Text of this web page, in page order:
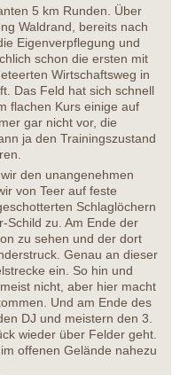
5 km Runden. Über
Waldrand, bereits nach
Eigenverpflegung und
schon die ersten mit
Wirtschaftsweg in
Das Feld hat sich schnell
flachen Kurs einige auf
gar nicht vor, die
ja den Trainingszustand
den unangenehmen
von Teer auf feste
Schlaglöchern
Schild zu. Am Ende der
zu sehen und der dort
Genau an dieser
ein. So hin und
nicht, aber hier macht
Und am Ende des
DJ und meistern den 3.
wieder über Felder geht.
offenen Gelände nahezu